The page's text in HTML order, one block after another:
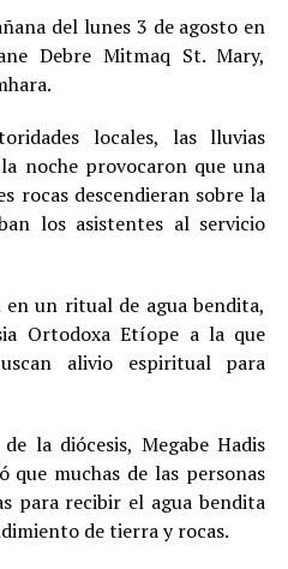
del lunes 3 de agosto en
Debre Mitmaq St. Mary,
locales, las lluvias
noche provocaron que una
rocas descendieran sobre la
los asistentes al servicio
un ritual de agua bendita,
Ortodoxa Etíope a la que
alivio espiritual para
la diócesis, Megabe Hadis
que muchas de las personas
para recibir el agua bendita
de tierra y rocas.